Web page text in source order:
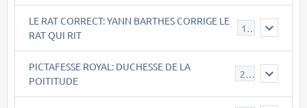
LE RAT CORRECT: YANN BARTHES CORRIGE LE
RAT QUI RIT
PICTAFESSE ROYAL: DUCHESSE DE LA
POITITUDE